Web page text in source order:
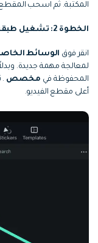
المكتبة. ثم اسحب المقطع
الخطوة 2: تشغيل طبقة الضبط
انقر فوق الوسائط
لمعالجة مهمة جديدة.
المحفوظة في مخصص .
أعلى مقطع الفيديو.